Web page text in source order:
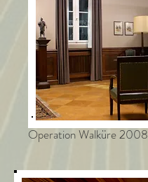
Operation Walküre 2008